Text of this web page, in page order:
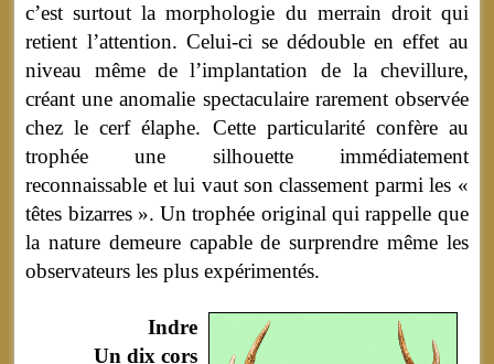
c’est surtout la morphologie du merrain droit qui
retient l’attention. Celui-ci se dédouble en effet au
niveau même de l’implantation de la chevillure,
créant une anomalie spectaculaire rarement observée
chez le cerf élaphe. Cette particularité confère au
trophée une silhouette immédiatement
reconnaissable et lui vaut son classement parmi les «
têtes bizarres ». Un trophée original qui rappelle que
la nature demeure capable de surprendre même les
observateurs les plus expérimentés.
Indre
Un dix cors